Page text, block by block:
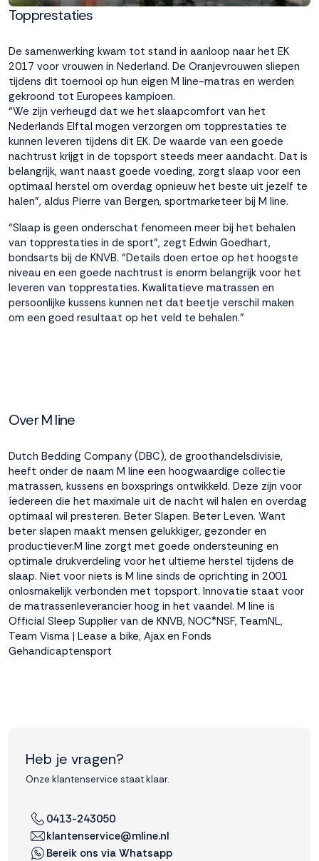
Topprestaties
De samenwerking kwam tot stand in aanloop naar het EK
2017 voor vrouwen in Nederland. De Oranjevrouwen sliepen
tijdens dit toernooi op hun eigen M line-matras en werden
gekroond tot Europees kampioen.
“We zijn verheugd dat we het slaapcomfort van het
Nederlands Elftal mogen verzorgen om topprestaties te
kunnen leveren tijdens dit EK. De waarde van een goede
nachtrust krijgt in de topsport steeds meer aandacht. Dat is
belangrijk, want naast goede voeding, zorgt slaap voor een
optimaal herstel om overdag opnieuw het beste uit jezelf te
halen”, aldus Pierre van Bergen, sportmarketeer bij M line.
“Slaap is geen onderschat fenomeen meer bij het behalen
van topprestaties in de sport”, zegt Edwin Goedhart,
bondsarts bij de KNVB. “Details doen ertoe op het hoogste
niveau en een goede nachtrust is enorm belangrijk voor het
leveren van topprestaties. Kwalitatieve matrassen en
persoonlijke kussens kunnen net dat beetje verschil maken
om een goed resultaat op het veld te behalen.”
Over M line
Dutch Bedding Company (DBC), de groothandelsdivisie,
heeft onder de naam M line een hoogwaardige collectie
matrassen, kussens en boxsprings ontwikkeld. Deze zijn voor
íedereen die het maximale uit de nacht wil halen en overdag
optimaal wil presteren. Beter Slapen. Beter Leven. Want
beter slapen maakt mensen gelukkiger, gezonder en
productiever.M line zorgt met goede ondersteuning en
optimale drukverdeling voor het ultieme herstel tijdens de
slaap. Niet voor niets is M line sinds de oprichting in 2001
onlosmakelijk verbonden met topsport. Innovatie staat voor
de matrassenleverancier hoog in het vaandel. M line is
Official Sleep Supplier van de KNVB, NOC*NSF, TeamNL,
Team Visma | Lease a bike, Ajax en Fonds
Gehandicaptensport
Heb je vragen?
Onze klantenservice staat klaar.
0413-243050
klantenservice@mline.nl
Bereik ons via Whatsapp